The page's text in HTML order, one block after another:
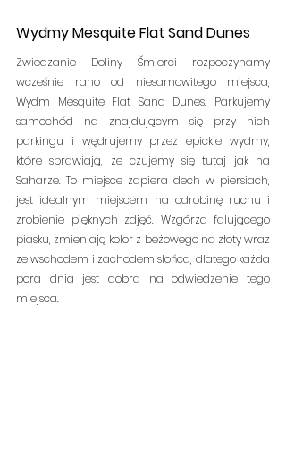
Wydmy Mesquite Flat Sand Dunes
Zwiedzanie Doliny Śmierci rozpoczynamy
wcześnie rano od niesamowitego miejsca,
Wydm Mesquite Flat Sand Dunes. Parkujemy
samochód na znajdującym się przy nich
parkingu i wędrujemy przez epickie wydmy,
które sprawiają, że czujemy się tutaj jak na
Saharze. To miejsce zapiera dech w piersiach,
jest idealnym miejscem na odrobinę ruchu i
zrobienie pięknych zdjęć. Wzgórza falującego
piasku, zmieniają kolor z beżowego na złoty wraz
ze wschodem i zachodem słońca, dlatego każda
pora dnia jest dobra na odwiedzenie tego
miejsca.